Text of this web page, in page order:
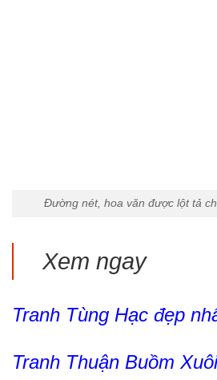
Đường nét, hoa văn được lột tả
Xem ngay
Tranh Tùng Hạc đẹp
Tranh Thuận Buồm